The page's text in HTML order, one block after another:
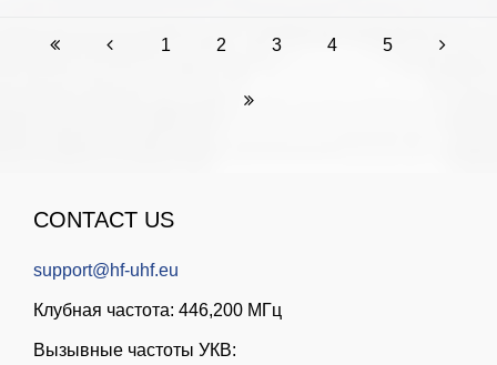
1 2 3 4 5
CONTACT US
support@hf-uhf.eu
Клубная частота: 446,200 МГц
Вызывные частоты УКВ: